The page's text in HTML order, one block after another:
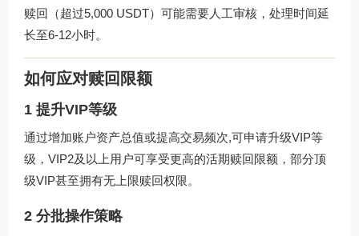
赎回（超过5,000 USDT）可能需要人工审核，处理时间延
长至6-12小时。
如何应对赎回限额
1 提升VIP等级
通过增加账户资产总值或提高交易频次,可申请升级VIP等
级，VIP2及以上用户可享受更高的活期赎回限额，部分顶
级VIP甚至拥有无上限赎回权限。
2 分批操作策略